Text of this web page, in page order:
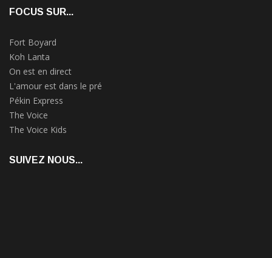
FOCUS SUR...
Fort Boyard
Koh Lanta
On est en direct
L'amour est dans le pré
Pékin Express
The Voice
The Voice Kids
SUIVEZ NOUS...